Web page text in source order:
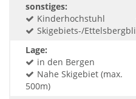
sonstiges:
Kinderhochstuhl
Skigebiets-/
Lage:
in den Bergen
Nahe Skigebiet (max.
500m)